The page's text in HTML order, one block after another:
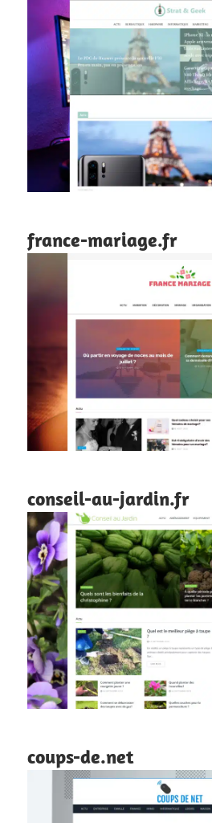
france-mariage.fr
conseil-au-jardin.fr
coups-de.net